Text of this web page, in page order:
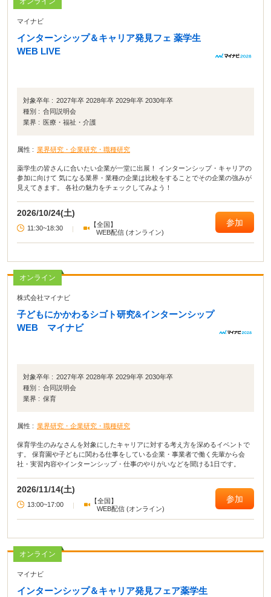
マイナビ
インターンシップ＆キャリア発見フェ 薬学生
WEB LIVE
対象卒年 : 2027年卒 2028年卒 2029年卒 2030年卒
種別 : 合同説明会
業界 :
医療・福祉・介護
属性 : 業界研究・企業研究・職種研究
薬学生の皆さんに合いたい企業が一堂に出展！ インターンシップ・キャリアの
参加に向けて 気になる業界・業種の企業は比較をすることでその企業の強みが
見えてきます。 各社の魅力をチェックしてみよう！
2026/10/24(土)
11:30~18:30 |
【全国】
WEB配信 (オンライン)
参加
オンライン
株式会社マイナビ
子どもにかかわるシゴト研究&インターンシップ
WEB マイナビ
対象卒年 : 2027年卒 2028年卒 2029年卒 2030年卒
種別 : 合同説明会
業界 : 保育
属性 : 業界研究・企業研究・職種研究
保育学生のみなさんを対象にしたキャリアに対する考え方を深めるイベントで
す。 保育園や子どもに関わる仕事をしている企業・事業者で働く先輩から会
社・実習内容やインターンシップ・仕事のやりがいなどを聞ける1日です。
2026/11/14(土)
13:00~17:00 |
【全国】
WEB配信 (オンライン)
参加
オンライン
マイナビ
インターンシップ＆キャリア発見フェア薬学生